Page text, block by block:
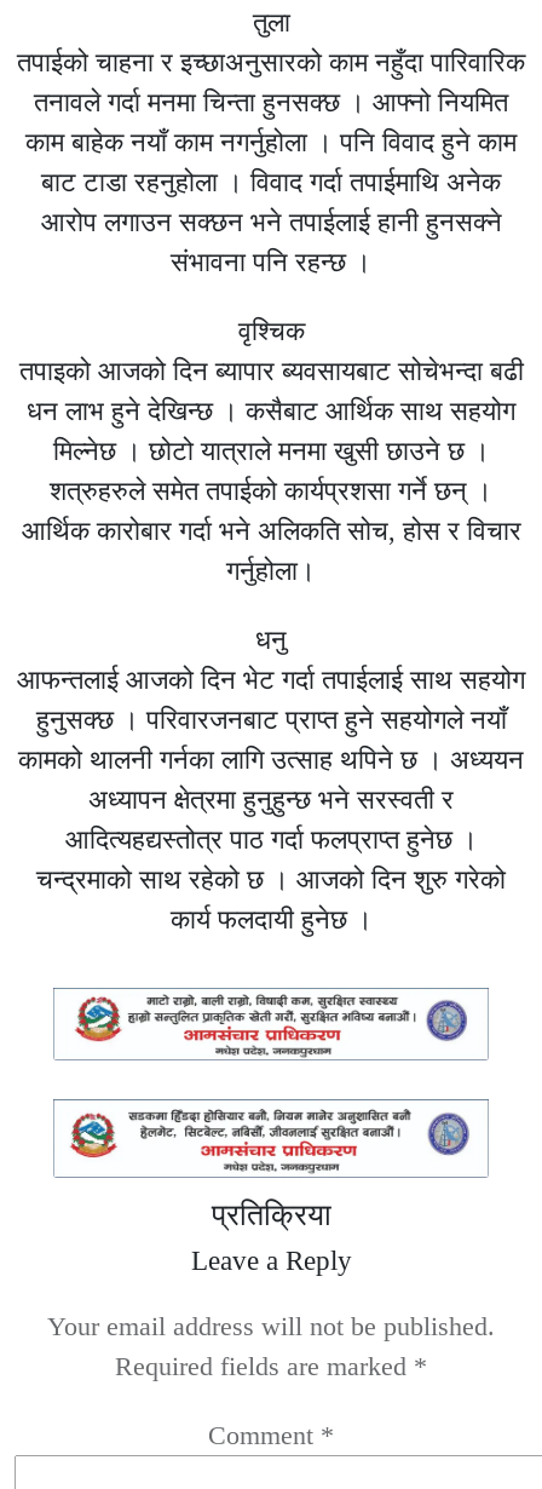
तुला
तपाईको चाहना र इच्छाअनुसारको काम नहुँदा पारिवारिक
तनावले गर्दा मनमा चिन्ता हुनसक्छ । आफ्नो नियमित
काम बाहेक नयाँ काम नगर्नुहोला । पनि विवाद हुने काम
बाट टाडा रहनुहोला । विवाद गर्दा तपाईमाथि अनेक
आरोप लगाउन सक्छन भने तपाईलाई हानी हुनसक्ने
संभावना पनि रहन्छ ।
वृश्चिक
तपाइको आजको दिन ब्यापार ब्यवसायबाट सोचेभन्दा बढी
धन लाभ हुने देखिन्छ । कसैबाट आर्थिक साथ सहयोग
मिल्नेछ । छोटो यात्राले मनमा खुसी छाउने छ ।
शत्रुहरुले समेत तपाईको कार्यप्रशसा गर्ने छन् ।
आर्थिक कारोबार गर्दा भने अलिकति सोच, होस र विचार
गर्नुहोला।
धनु
आफन्तलाई आजको दिन भेट गर्दा तपाईलाई साथ सहयोग
हुनुसक्छ । परिवारजनबाट प्राप्त हुने सहयोगले नयाँ
कामको थालनी गर्नका लागि उत्साह थपिने छ । अध्ययन
अध्यापन क्षेत्रमा हुनुहुन्छ भने सरस्वती र
आदित्यहद्यस्तोत्र पाठ गर्दा फलप्राप्त हुनेछ ।
चन्द्रमाको साथ रहेको छ । आजको दिन शुरु गरेको
कार्य फलदायी हुनेछ ।
प्रतिक्रिया
Leave a Reply
Your email address will not be published.
Required fields are marked *
Comment *